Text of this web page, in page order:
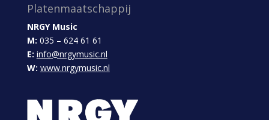
Platenmaatschappij
NRGY Music
M: 035 – 624 61 61
E: info@nrgymusic.nl
W: www.nrgymusic.nl